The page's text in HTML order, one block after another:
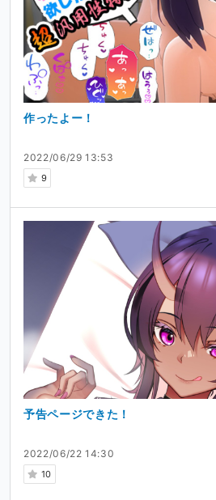
2022/06/29 13:53
9
作ったよー！
2022/06/22 14:30
10
予告ページできた！